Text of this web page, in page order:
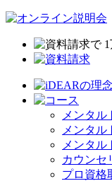
メンタル
メンタル
メンタル
カウンセ
プロ資格